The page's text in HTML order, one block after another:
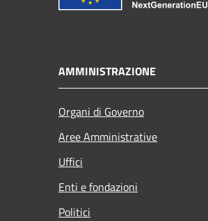
AMMINISTRAZIONE
Organi di Governo
Aree Amministrative
Uffici
Enti e fondazioni
Politici